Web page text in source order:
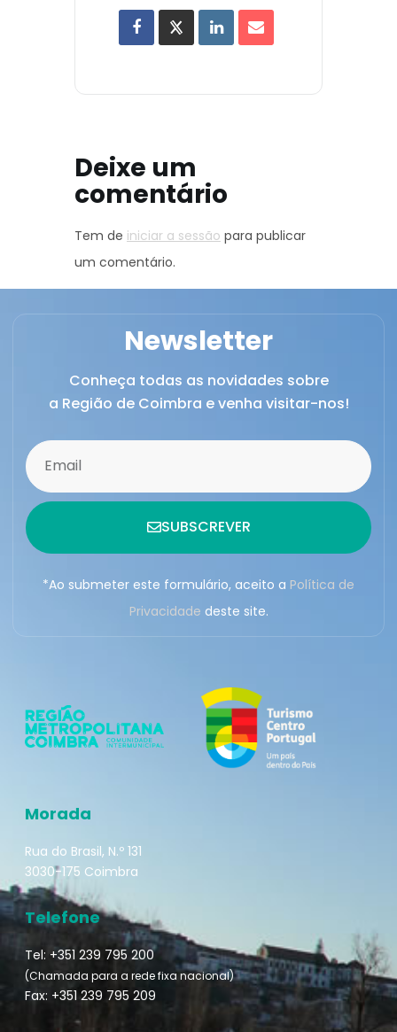
Deixe um
comentário
Tem de iniciar a sessão para publicar
um comentário.
Newsletter
Conheça todas as novidades sobre
a Região de Coimbra e venha visitar-nos!
SUBSCREVER
*Ao submeter este formulário, aceito a Política de
Privacidade deste site.
Morada
Rua do Brasil, N.º 131
3030-175 Coimbra
Telefone
Tel: +351 239 795 200
(Chamada para a rede fixa nacional)
Fax: +351 239 795 209